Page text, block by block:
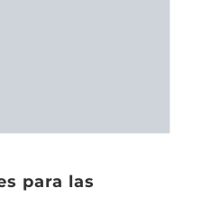
escrito
solidaridad